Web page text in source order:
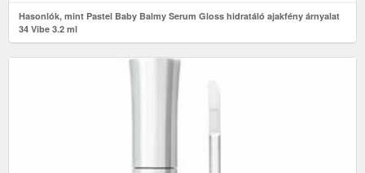
Hasonlók, mint Pastel Baby Balmy Serum Gloss hidratáló ajakfény árnyalat
34 Vibe 3.2 ml